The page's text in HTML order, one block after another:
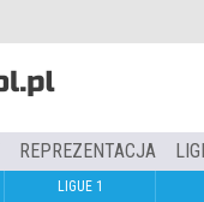
REPREZENTACJA
LIGUE 1